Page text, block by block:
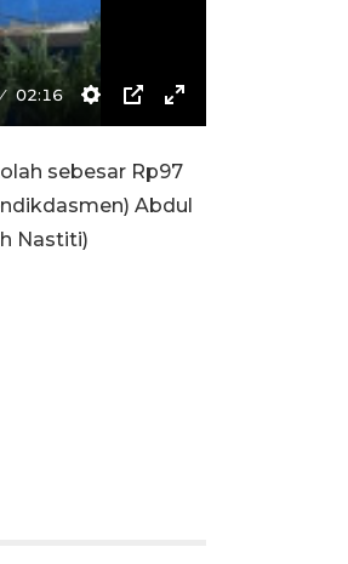
02:16
Settings
PIP Enter
sebesar Rp97
Abdul
Nastiti)